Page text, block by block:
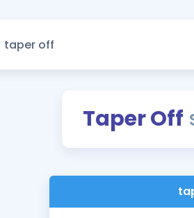
Taper Off